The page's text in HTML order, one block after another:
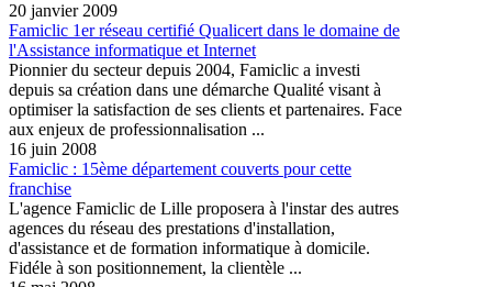
20 janvier 2009
Famiclic 1er réseau certifié Qualicert dans le domaine de
l'Assistance informatique et Internet
Pionnier du secteur depuis 2004, Famiclic a investi
depuis sa création dans une démarche Qualité visant à
optimiser la satisfaction de ses clients et partenaires. Face
aux enjeux de professionnalisation ...
16 juin 2008
Famiclic : 15ème département couverts pour cette
franchise
L'agence Famiclic de Lille proposera à l'instar des autres
agences du réseau des prestations d'installation,
d'assistance et de formation informatique à domicile.
Fidéle à son positionnement, la clientèle ...